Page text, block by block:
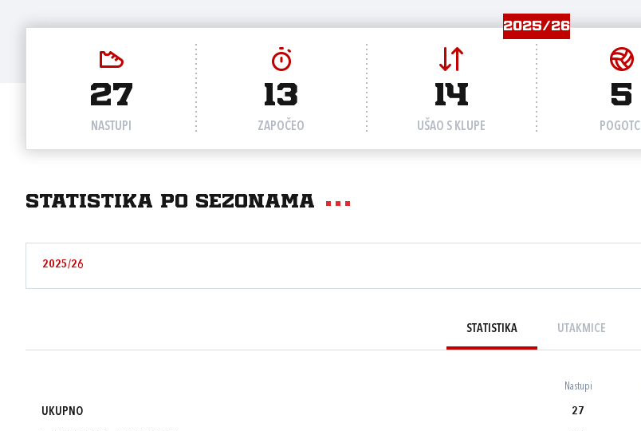
2025/26
27
NASTUPI
13
ZAPOČEO
14
UŠAO S KLUPE
5
POGOTCI
Statistika po sezonama
2025/26
STATISTIKA UTAKMICE
Nastupi
UKUPNO 27